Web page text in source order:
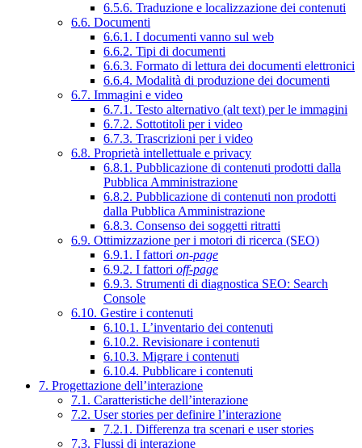
6.5.6. Traduzione e localizzazione dei contenuti
6.6. Documenti
6.6.1. I documenti vanno sul web
6.6.2. Tipi di documenti
6.6.3. Formato di lettura dei documenti elettronici
6.6.4. Modalità di produzione dei documenti
6.7. Immagini e video
6.7.1. Testo alternativo (alt text) per le immagini
6.7.2. Sottotitoli per i video
6.7.3. Trascrizioni per i video
6.8. Proprietà intellettuale e privacy
6.8.1. Pubblicazione di contenuti prodotti dalla
Pubblica Amministrazione
6.8.2. Pubblicazione di contenuti non prodotti
dalla Pubblica Amministrazione
6.8.3. Consenso dei soggetti ritratti
6.9. Ottimizzazione per i motori di ricerca (SEO)
6.9.1. I fattori on-page
6.9.2. I fattori off-page
6.9.3. Strumenti di diagnostica SEO: Search
Console
6.10. Gestire i contenuti
6.10.1. L’inventario dei contenuti
6.10.2. Revisionare i contenuti
6.10.3. Migrare i contenuti
6.10.4. Pubblicare i contenuti
7. Progettazione dell’interazione
7.1. Caratteristiche dell’interazione
7.2. User stories per definire l’interazione
7.2.1. Differenza tra scenari e user stories
7.3. Flussi di interazione